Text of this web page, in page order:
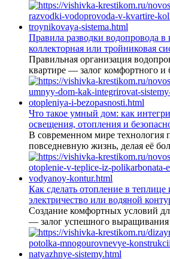
Правила разводки водопровода в
коллекторная или тройниковая
Правильная организация
квартире — залог комфортного и
Что такое умный дом: как
освещения, отопления и
В современном мире технология
повседневную жизнь, делая её
Как сделать отопление в теплице
электричество или водяной
Создание комфортных условий
— залог успешного